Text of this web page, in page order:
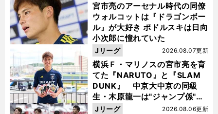
宮市亮のアーセナル時代の同僚
ウォルコットは『ドラゴンボー
ル』が大好き ポドルスキは日向
小次郎に憧れていた
横浜Ｆ・マリノスの宮市亮を育
てた『NARUTO』と『SLAM
DUNK』 中京大中京の同級
生・木原龍一は"ジャンプ係"だ
った
2026.08.07更新
Jリーグ
2026.08.06更新
Jリーグ